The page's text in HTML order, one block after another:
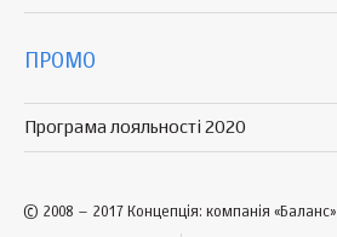
ПРОМО
Програма лояльності 2020
© 2008 – 2017 Концепція: компанія «Баланс»